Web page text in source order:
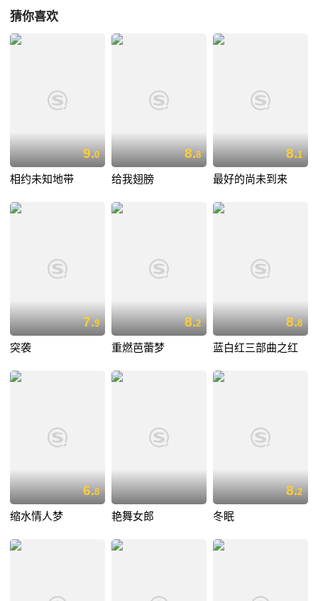
猜你喜欢
9.0
相约未知地带
8.8
给我翅膀
8.1
最好的尚未到来
7.9
突袭
8.2
重燃芭蕾梦
8.8
蓝白红三部曲之红
6.8
缩水情人梦 艳舞女郎
8.2
冬眠